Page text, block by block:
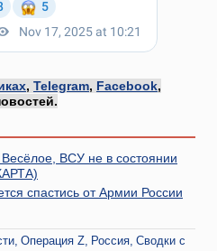
, Telegram, Facebook,
ВСУ не в состоянии
спастись от Армии России
Операция Z Россия Сводки с